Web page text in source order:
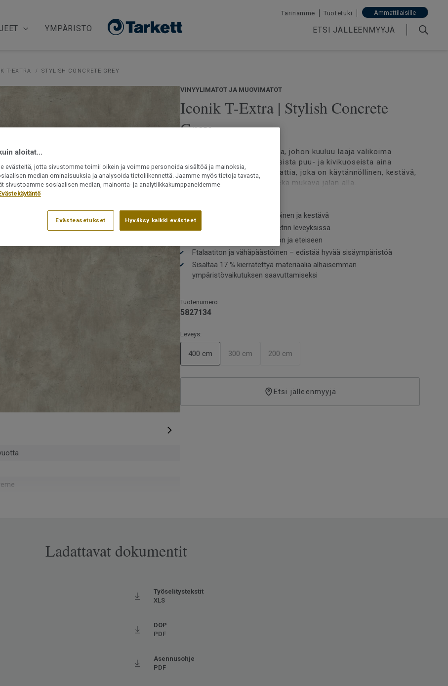
YMPÄRISTÖ
Tarinamme Tuotetuki Ammattilaisille
ETSI JÄLLEENMYYJÄ
T-EXTRA STYLISH CONCRETE GREY
VINYYLIMATOT JA MUOVIMATOT
Iconik T-Extra | Stylish Concrete
Grey
Iconik T-Extra on vinyylilattia, johon kuuluu laaja valikoima
ajattomia kuoseja luonnollisista puu- ja kivikuoseista aina
klassisiin shakkiruutuihin. Lattia, joka on käytännöllinen, kestävä,
helppohoitoinen, tyylikäs sekä mukava jalan alla.
Käytännöllinen, helppohoitoinen ja kestävä
Rullat saatavilla 2, 3 ja 4 metrin leveyksissä
Sopii erityisen hyvin keittiöön ja eteiseen
Ftalaatiton ja vähäpäästöinen – edistää hyvää sisäympäristöä
Sisältää 17 % kierrätettyä materiaalia alhaisemman
ympäristövaikutuksen saavuttamiseksi
Tuotenumero:
5827134
Leveys:
400 cm 300 cm 200 cm
Etsi jälleenmyyjä
Ladattavat dokumentit
Työselitystekstit
XLS
DOP
PDF
Asennusohje
PDF
aloitat...
evästeitä, jotta sivustomme toimii oikein ja voimme personoida sisältöä ja mainoksia,
median ominaisuuksia ja analysoida tietoliikennettä. Jaamme myös tietoja tavasta,
sivustoamme sosiaalisen median, mainonta- ja analytiikkakumppaneidemme
Evästeasetukset Hyväksy kaikki evästeet